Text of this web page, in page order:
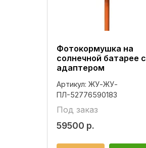
Фотокормушка на
солнечной батарее с
адаптером
Артикул: ЖУ-ЖУ-
ПЛ-52776590183
Под заказ
59500 р.